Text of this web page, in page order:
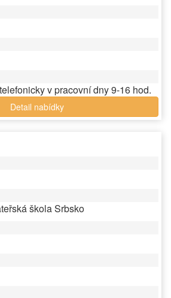
v pracovní dny 9-16 hod.
Detail nabídky
škola Srbsko